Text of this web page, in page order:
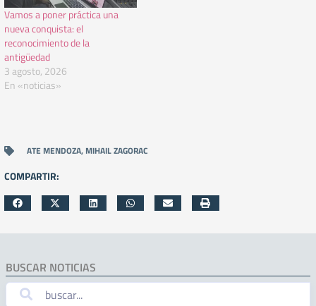
Vamos a poner práctica una
nueva conquista: el
reconocimiento de la
antigüedad
3 agosto, 2026
En «noticias»
ATE MENDOZA, MIHAIL ZAGORAC
COMPARTIR:
BUSCAR NOTICIAS